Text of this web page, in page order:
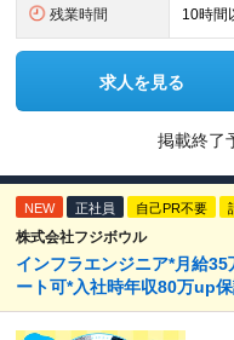
残業時間 10時間
求人を見る
掲載終了
NEW 正社員 自己PR不要
株式会社フジボウル
インフラエンジニア*月給
ート可*入社時年収80万up